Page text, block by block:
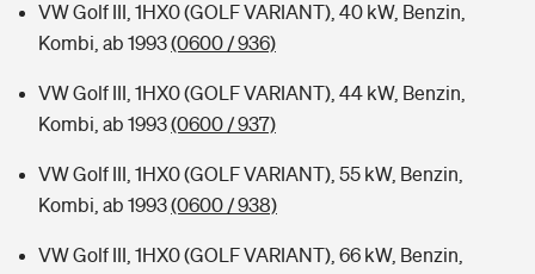
VW Golf III, 1HX0 (GOLF VARIANT), 40 kW, Benzin,
Kombi, ab 1993(0600 / 936)
VW Golf III, 1HX0 (GOLF VARIANT), 44 kW, Benzin,
Kombi, ab 1993(0600 / 937)
VW Golf III, 1HX0 (GOLF VARIANT), 55 kW, Benzin,
Kombi, ab 1993(0600 / 938)
VW Golf III, 1HX0 (GOLF VARIANT), 66 kW, Benzin,